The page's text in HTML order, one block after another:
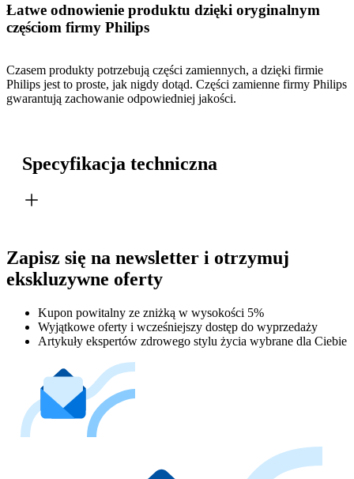
Łatwe odnowienie produktu dzięki oryginalnym
częściom firmy Philips
Czasem produkty potrzebują części zamiennych, a dzięki firmie
Philips jest to proste, jak nigdy dotąd. Części zamienne firmy Philips
gwarantują zachowanie odpowiedniej jakości.
Specyfikacja techniczna
Zapisz się na newsletter i otrzymuj
ekskluzywne oferty
Kupon powitalny ze zniżką w wysokości 5%
Wyjątkowe oferty i wcześniejszy dostęp do wyprzedaży
Artykuły ekspertów zdrowego stylu życia wybrane dla Ciebie